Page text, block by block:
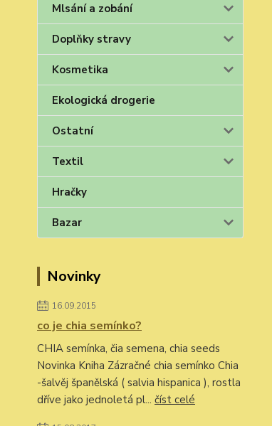
Mlsání a zobání
Doplňky stravy
Kosmetika
Ekologická drogerie
Ostatní
Textil
Hračky
Bazar
Novinky
16.09.2015
co je chia semínko?
CHIA semínka, čia semena, chia seeds
Novinka Kniha Zázračné chia semínko Chia
-šalvěj španělská ( salvia hispanica ), rostla
dříve jako jednoletá pl... číst celé